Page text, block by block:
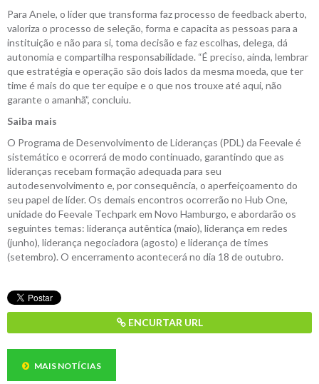
Para Anele, o líder que transforma faz processo de feedback aberto,
valoriza o processo de seleção, forma e capacita as pessoas para a
instituição e não para si, toma decisão e faz escolhas, delega, dá
autonomia e compartilha responsabilidade. “É preciso, ainda, lembrar
que estratégia e operação são dois lados da mesma moeda, que ter
time é mais do que ter equipe e o que nos trouxe até aqui, não
garante o amanhã”, concluiu.
Saiba mais
O Programa de Desenvolvimento de Lideranças (PDL) da Feevale é
sistemático e ocorrerá de modo continuado, garantindo que as
lideranças recebam formação adequada para seu
autodesenvolvimento e, por consequência, o aperfeiçoamento do
seu papel de líder. Os demais encontros ocorrerão no Hub One,
unidade do Feevale Techpark em Novo Hamburgo, e abordarão os
seguintes temas: liderança autêntica (maio), liderança em redes
(junho), liderança negociadora (agosto) e liderança de times
(setembro). O encerramento acontecerá no dia 18 de outubro.
ENCURTAR URL
MAIS NOTÍCIAS